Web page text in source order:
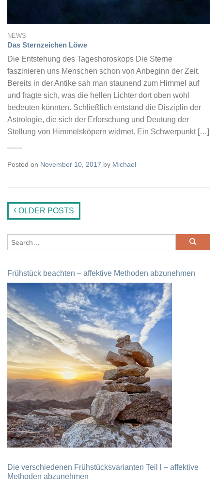
NEWS
Das Sternzeichen Löwe
Die Entstehung des Tageshoroskops Die Sterne
faszinieren uns Menschen schon von Anbeginn der Zeit.
Bereits in der Antike sah man staunend zum Himmel auf
und fragte sich, was die hellen Lichter dort oben wohl
bedeuten könnten. Schließlich entstand die Disziplin der
Astrologie, die sich der Erforschung und Deutung der
Stellung von Himmelsköpern widmet. Ein Schwerpunkt […]
Posted on November 10, 2017 by Michael
OLDER POSTS
Frühstück beachten – affektive Methoden abzunehmen
Die verschiedenen Frühstücksvarianten Teil l – affektive
Methoden abzunehmen